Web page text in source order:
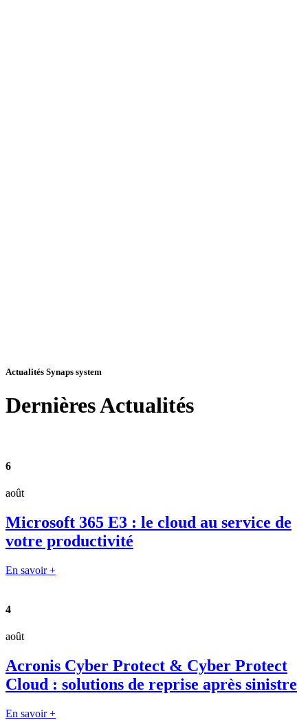
Actualités Synaps system
DernièresActualités
6
août
Microsoft 365 E3 : le cloud au service de
votre productivité
En savoir +
4
août
Acronis Cyber Protect & Cyber Protect
Cloud : solutions de reprise après sinistre
En savoir +